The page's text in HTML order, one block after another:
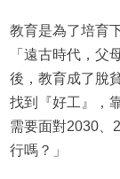
教育是為了培育
「遠古時代，父
後，教育成了脫
找到『好工』，
需要面對2030、
行嗎？」